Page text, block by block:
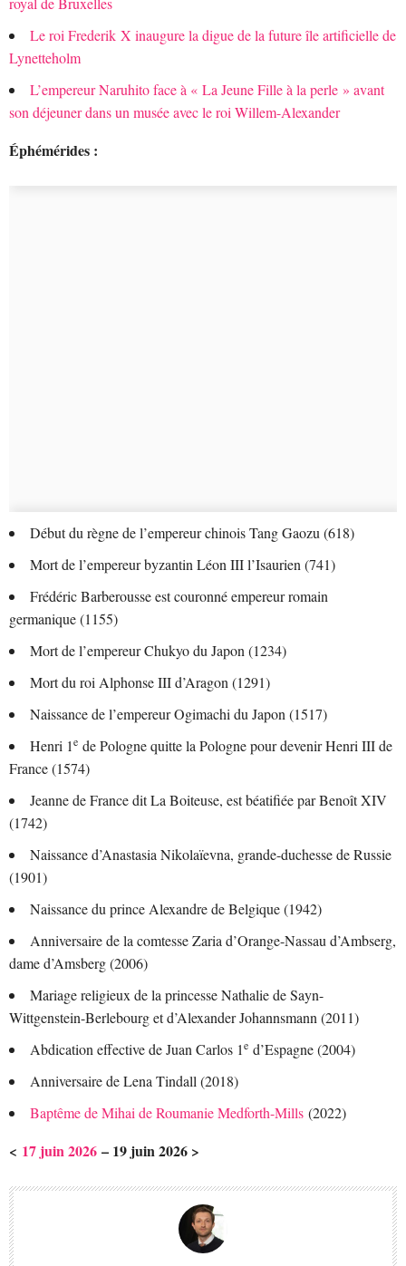
Le roi Frederik X inaugure la digue de la future île artificielle de
Lynetteholm
L’empereur Naruhito face à « La Jeune Fille à la perle » avant
son déjeuner dans un musée avec le roi Willem-Alexander
Éphémérides :
Début du règne de l’empereur chinois Tang Gaozu (618)
Mort de l’empereur byzantin Léon III l’Isaurien (741)
Frédéric Barberousse est couronné empereur romain
germanique (1155)
Mort de l’empereur Chukyo du Japon (1234)
Mort du roi Alphonse III d’Aragon (1291)
Naissance de l’empereur Ogimachi du Japon (1517)
Henri 1e de Pologne quitte la Pologne pour devenir Henri III de
France (1574)
Jeanne de France dit La Boiteuse, est béatifiée par Benoît XIV
(1742)
Naissance d’Anastasia Nikolaïevna, grande-duchesse de Russie
(1901)
Naissance du prince Alexandre de Belgique (1942)
Anniversaire de la comtesse Zaria d’Orange-Nassau d’Ambserg,
dame d’Amsberg (2006)
Mariage religieux de la princesse Nathalie de Sayn-
Wittgenstein-Berlebourg et d’Alexander Johannsmann (2011)
Abdication effective de Juan Carlos 1e d’Espagne (2004)
Anniversaire de Lena Tindall (2018)
Baptême de Mihai de Roumanie Medforth-Mills (2022)
< 17 juin 2026 – 19 juin 2026 >